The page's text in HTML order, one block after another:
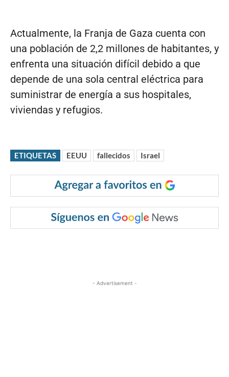
Actualmente, la Franja de Gaza cuenta con
una población de 2,2 millones de habitantes, y
enfrenta una situación difícil debido a que
depende de una sola central eléctrica para
suministrar de energía a sus hospitales,
viviendas y refugios.
ETIQUETAS EEUU fallecidos Israel
- Advertisement -